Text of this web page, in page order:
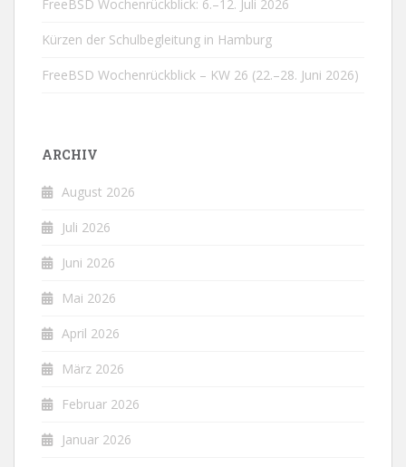
FreeBSD Wochenrückblick: 6.–12. Juli 2026
Kürzen der Schulbegleitung in Hamburg
FreeBSD Wochenrückblick – KW 26 (22.–28. Juni 2026)
ARCHIV
August 2026
Juli 2026
Juni 2026
Mai 2026
April 2026
März 2026
Februar 2026
Januar 2026